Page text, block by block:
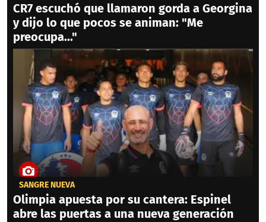
CR7 escuchó que llamaron gorda a Georgina
y dijo lo que pocos se animan: "Me
preocupa..."
SANGRE NUEVA
Olimpia apuesta por su cantera: Espinel
abre las puertas a una nueva generación